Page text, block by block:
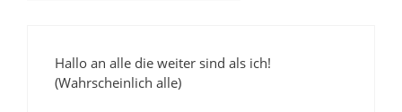
Hallo an alle die weiter sind als ich!
(Wahrscheinlich alle)